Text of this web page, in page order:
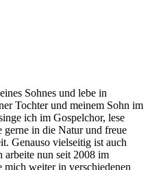
Sohnes und lebe in
Tochter und meinem Sohn im
ich im Gospelchor, lese
gerne in die Natur und freue
Genauso vielseitig ist auch
arbeite nun seit 2008 im
weiter in verschiedenen